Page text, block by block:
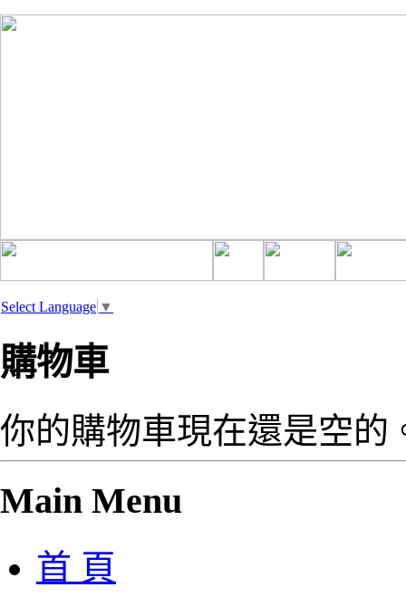
Select Language ▼
購物車
你的購物車現在還是空的
Main Menu
首 頁